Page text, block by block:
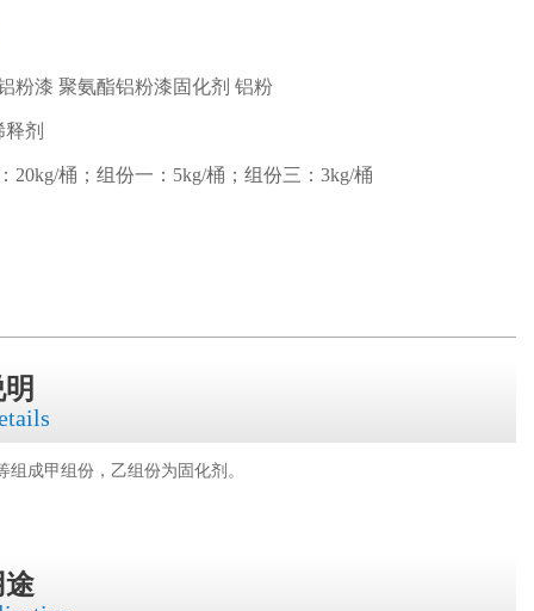
粉漆 聚氨酯铝粉漆固化剂 铝粉
剂
20kg/桶；组份一：5kg/桶；组份三：3kg/桶
成甲组份，乙组份为固化剂。
途